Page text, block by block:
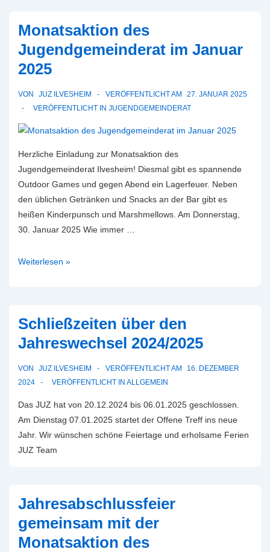
Monatsaktion des
Jugendgemeinderat im Januar
2025
VON JUZ ILVESHEIM VERÖFFENTLICHT AM
27. JANUAR 2025
VERÖFFENTLICHT IN JUGENDGEMEINDERAT
Herzliche Einladung zur Monatsaktion des
Jugendgemeinderat Ilvesheim! Diesmal gibt es spannende
Outdoor Games und gegen Abend ein Lagerfeuer. Neben
den üblichen Getränken und Snacks an der Bar gibt es
heißen Kinderpunsch und Marshmellows. Am Donnerstag,
30. Januar 2025 Wie immer …
Monatsaktion
Januar
2025
Weiterlesen »
Schließzeiten über den
Jahreswechsel 2024/2025
VON JUZ ILVESHEIM VERÖFFENTLICHT AM
16. DEZEMBER
2024
VERÖFFENTLICHT IN ALLGEMEIN
Das JUZ hat von 20.12.2024 bis 06.01.2025 geschlossen.
Am Dienstag 07.01.2025 startet der Offene Treff ins neue
Jahr. Wir wünschen schöne Feiertage und erholsame Ferien
JUZ Team
Jahresabschlussfeier
gemeinsam mit der
Monatsaktion des